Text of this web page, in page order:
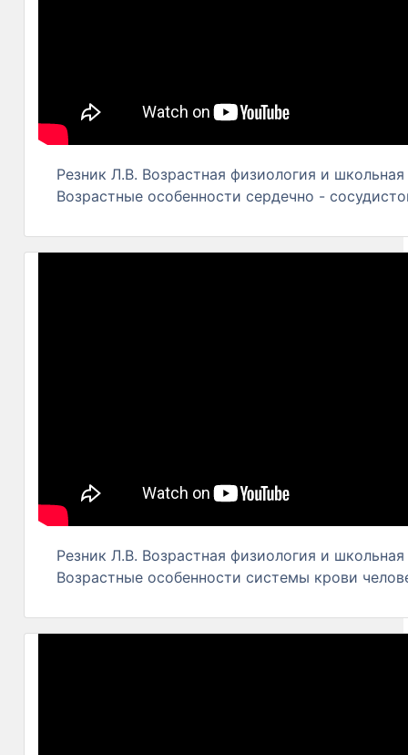
Резник Л.В. Возрастная физиология и школьная
Возрастные особенности сердечно -
Резник Л.В. Возрастная физиология и школьная
Возрастные особенности системы крови